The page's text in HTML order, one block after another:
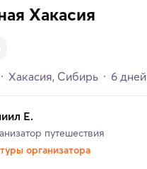
Хакасия
Хакасия Сибирь 6 дней
Е.
путешествия
организатора